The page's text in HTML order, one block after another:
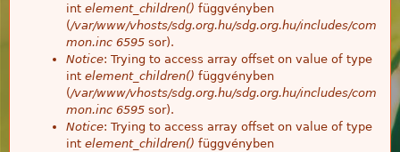
int element_children() függvényben
(/var/www/vhosts/sdg.org.hu/sdg.org.hu/includes/com
mon.inc 6595 sor).
Notice: Trying to access array offset on value of type
int element_children() függvényben
(/var/www/vhosts/sdg.org.hu/sdg.org.hu/includes/com
mon.inc 6595 sor).
Notice: Trying to access array offset on value of type
int element_children() függvényben